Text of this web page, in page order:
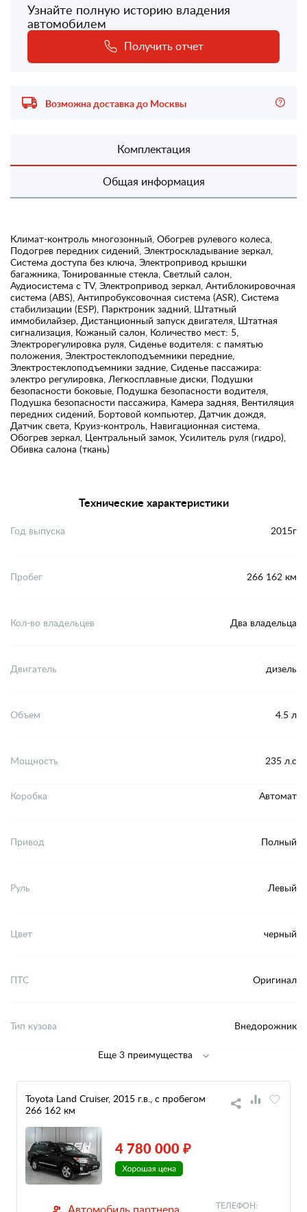
Узнайте полную историю владения
автомобилем
Получить отчет
Возможна доставка до Москвы
Комплектация
Общая информация
Климат-контроль многозонный, Обогрев рулевого колеса,
Подогрев передних сидений, Электроскладывание зеркал,
Система доступа без ключа, Электропривод крышки
багажника, Тонированные стекла, Светлый салон,
Аудиосистема с TV, Электропривод зеркал, Антиблокировочная
система (ABS), Антипробуксовочная система (ASR), Система
стабилизации (ESP), Парктроник задний, Штатный
иммобилайзер, Дистанционный запуск двигателя, Штатная
сигнализация, Кожаный салон, Количество мест: 5,
Электрорегулировка руля, Сиденье водителя: с памятью
положения, Электростеклоподъемники передние,
Электростеклоподъемники задние, Сиденье пассажира:
электро регулировка, Легкосплавные диски, Подушки
безопасности боковые, Подушка безопасности водителя,
Подушка безопасности пассажира, Камера задняя, Вентиляция
передних сидений, Бортовой компьютер, Датчик дождя,
Датчик света, Круиз-контроль, Навигационная система,
Обогрев зеркал, Центральный замок, Усилитель руля (гидро),
Обивка салона (ткань)
Технические характеристики
Год выпуска 2015г
Пробег 266 162 км
Кол-во владельцев Два владельца
Двигатель дизель
Объем 4.5 л
Мощность 235 л.с
Коробка Автомат
Привод Полный
Руль Левый
Цвет черный
ПТС Оригинал
Тип кузова Внедорожник
Еще 3 преимущества
Toyota Land Cruiser, 2015 г.в., с пробегом
266 162 км
4 780 000 ₽
ТЕЛЕФОН: